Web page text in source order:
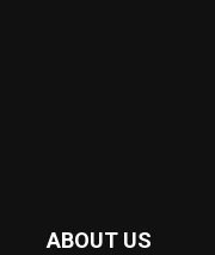
ABOUT US